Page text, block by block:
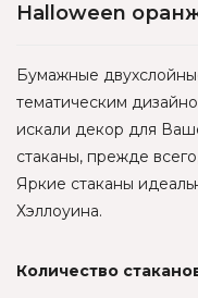
Halloween
Бумажные
тематическим
искали декор для
стаканы, прежде
Яркие стаканы
Хэллоуина.
Количество